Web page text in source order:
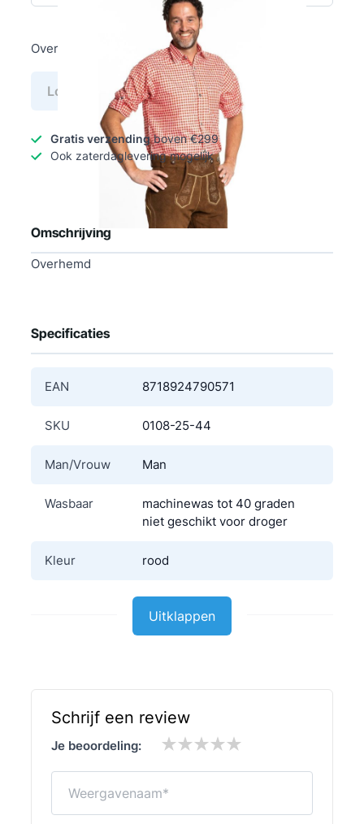
Overhemd
Log in voor prijs
Gratis verzendingboven €299
Ook zaterdaglevering mogelijk
Omschrijving
Overhemd
Specificaties
EAN 8718924790571
SKU 0108-25-44
Man/Vrouw Man
Wasbaar
machinewas tot 40 graden
niet geschikt voor droger
Kleur rood
Polyester
Uitklappen
Schrijf een review
Je beoordeling: